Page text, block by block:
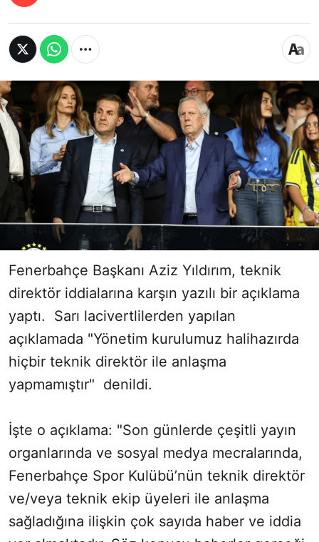
Fenerbahçe Başkanı Aziz Yıldırım, teknik
direktör iddialarına karşın yazılı bir açıklama
yaptı. Sarı lacivertlilerden yapılan
açıklamada "Yönetim kurulumuz halihazırda
hiçbir teknik direktör ile anlaşma
yapmamıştır" denildi.
İşte o açıklama: "Son günlerde çeşitli yayın
organlarında ve sosyal medya mecralarında,
Fenerbahçe Spor Kulübü’nün teknik direktör
ve/veya teknik ekip üyeleri ile anlaşma
sağladığına ilişkin çok sayıda haber ve iddia